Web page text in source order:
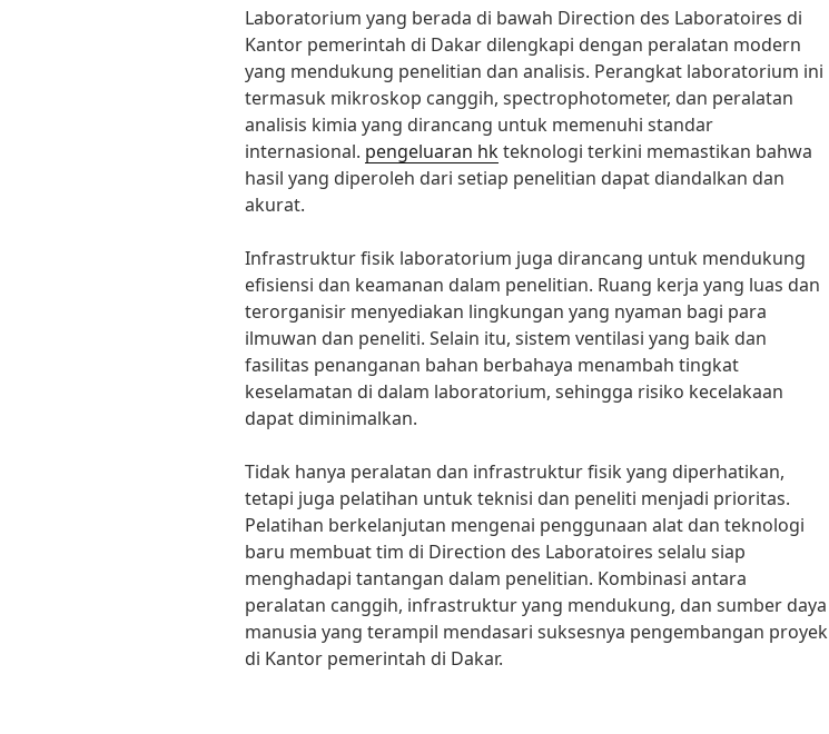
Laboratorium yang berada di bawah Direction des Laboratoires di
Kantor pemerintah di Dakar dilengkapi dengan peralatan modern
yang mendukung penelitian dan analisis. Perangkat laboratorium ini
termasuk mikroskop canggih, spectrophotometer, dan peralatan
analisis kimia yang dirancang untuk memenuhi standar
internasional. pengeluaran hkteknologi terkini memastikan bahwa
hasil yang diperoleh dari setiap penelitian dapat diandalkan dan
akurat.
Infrastruktur fisik laboratorium juga dirancang untuk mendukung
efisiensi dan keamanan dalam penelitian. Ruang kerja yang luas dan
terorganisir menyediakan lingkungan yang nyaman bagi para
ilmuwan dan peneliti. Selain itu, sistem ventilasi yang baik dan
fasilitas penanganan bahan berbahaya menambah tingkat
keselamatan di dalam laboratorium, sehingga risiko kecelakaan
dapat diminimalkan.
Tidak hanya peralatan dan infrastruktur fisik yang diperhatikan,
tetapi juga pelatihan untuk teknisi dan peneliti menjadi prioritas.
Pelatihan berkelanjutan mengenai penggunaan alat dan teknologi
baru membuat tim di Direction des Laboratoires selalu siap
menghadapi tantangan dalam penelitian. Kombinasi antara
peralatan canggih, infrastruktur yang mendukung, dan sumber daya
manusia yang terampil mendasari suksesnya pengembangan proyek
di Kantor pemerintah di Dakar.